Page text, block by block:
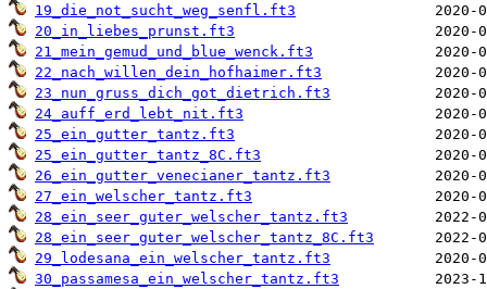
19_die_not_sucht_weg_senfl.ft3
20_in_liebes_prunst.ft3
21_mein_gemud_und_blue_wenck.ft3
22_nach_willen_dein_hofhaimer.ft3
23_nun_gruss_dich_got_dietrich.ft3
24_auff_erd_lebt_nit.ft3
25_ein_gutter_tantz.ft3
25_ein_gutter_tantz_8C.ft3
26_ein_gutter_venecianer_tantz.ft3
27_ein_welscher_tantz.ft3
28_ein_seer_guter_welscher_tantz.ft3
28_ein_seer_guter_welscher_tantz_8C.ft3
29_lodesana_ein_welscher_tantz.ft3
30_passamesa_ein_welscher_tantz.ft3